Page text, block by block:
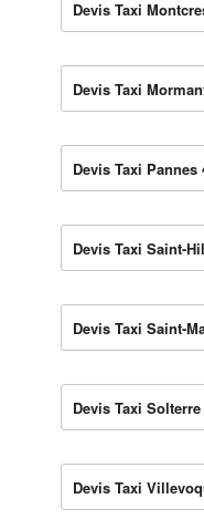
Devis Taxi
Devis Taxi
Devis Taxi Pannes
Devis Taxi Saint-
Devis Taxi Saint-
Devis Taxi Solterre
Devis Taxi